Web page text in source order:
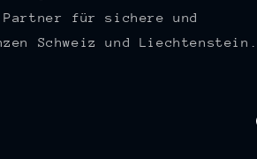
Partner für sichere und
Schweiz und Liechtenstein.